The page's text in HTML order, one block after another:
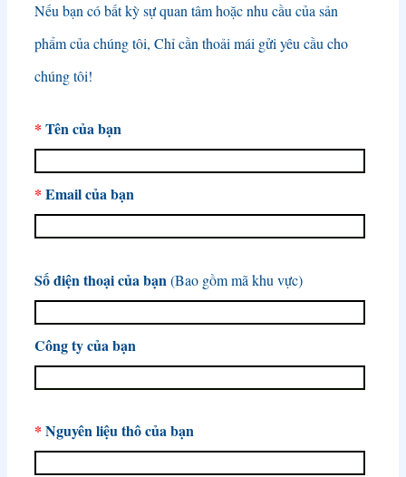
Nếu bạn có bất kỳ sự quan tâm hoặc nhu cầu của sản
phẩm của chúng tôi, Chỉ cần thoải mái gửi yêu cầu cho
chúng tôi!
* Tên của bạn
* Email của bạn
Số điện thoại của bạn(Bao gồm mã khu vực)
Công ty của bạn
* Nguyên liệu thô của bạn